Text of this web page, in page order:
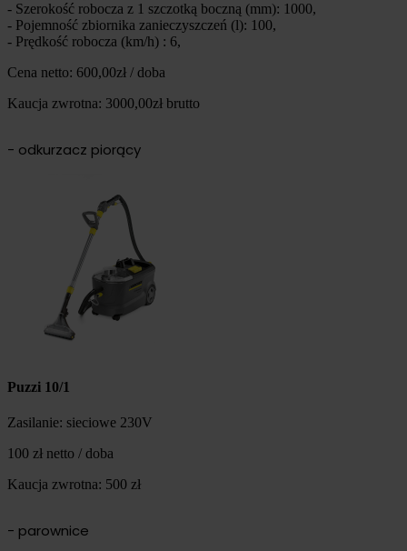
- Szerokość robocza z 1 szczotką boczną (mm): 1000,
- Pojemność zbiornika zanieczyszczeń (l): 100,
- Prędkość robocza (km/h) : 6,
Cena netto: 600,00zł / doba
Kaucja zwrotna: 3000,00zł brutto
- odkurzacz piorący
Puzzi 10/1
Zasilanie: sieciowe 230V
100 zł netto / doba
Kaucja zwrotna: 500 zł
- parownice